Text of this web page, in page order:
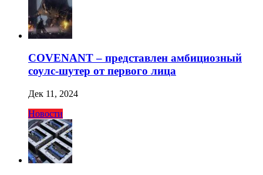
COVENANT – представлен амбициозный
соулс-шутер от первого лица
Дек 11, 2024
Новости